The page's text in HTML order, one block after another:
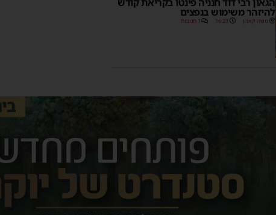
להיזהר משימוש בנפצים
משה קאהן 16:23 1 תגובות